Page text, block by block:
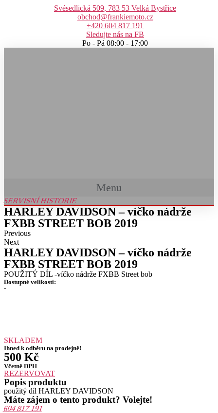
Svésedlická 509, 783 53 Velká Bystřice
obchod@frankiemoto.cz
+420 604 817 191
Sledujte nás na FB
Po - Pá 08:00 - 17:00
Menu
SERVISNÍ HISTORIE
HARLEY DAVIDSON – víčko nádrže
FXBB STREET BOB 2019
Previous
Next
HARLEY DAVIDSON – víčko nádrže
FXBB STREET BOB 2019
POUŽITÝ DÍL -víčko nádrže FXBB Street bob
Dostupné velikosti:
-
SKLADEM
Ihned k odběru na prodejně!
500 Kč
Včetně DPH
REZERVOVAT
Popis produktu
použitý díl HARLEY DAVIDSON
Máte zájem o tento produkt? Volejte!
604 817 191